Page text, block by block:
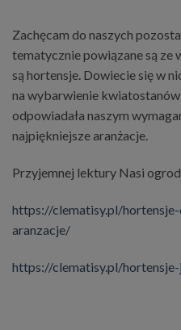
Zachęcam do naszych
tematycznie powiązane są ze
są hortensje. Dowiecie się w
na wybarwienie
odpowiadała naszym
najpiękniejsze aranżacje.
Przyjemnej lektury Nasi
https://clematisy.pl/
aranzacje/
https://clematisy.pl/